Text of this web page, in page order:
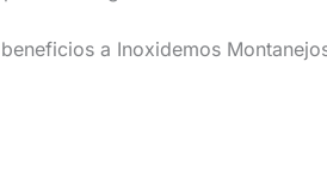
a Inoxidemos